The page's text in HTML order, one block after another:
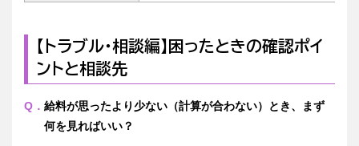
【トラブル・相談編】困ったときの確認ポイ
ントと相談先
Q． 給料が思ったより少ない（計算が合わない）とき、まず
何を見ればいい？